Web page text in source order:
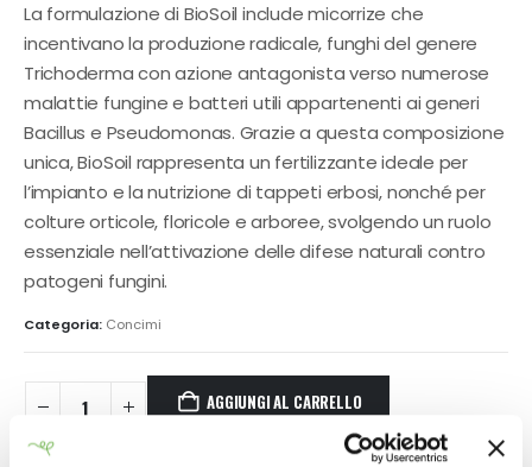
La formulazione di BioSoil include micorrize che
incentivano la produzione radicale, funghi del genere
Trichoderma con azione antagonista verso numerose
malattie fungine e batteri utili appartenenti ai generi
Bacillus e Pseudomonas. Grazie a questa composizione
unica, BioSoil rappresenta un fertilizzante ideale per
l’impianto e la nutrizione di tappeti erbosi, nonché per
colture orticole, floricole e arboree, svolgendo un ruolo
essenziale nell’attivazione delle difese naturali contro
patogeni fungini.
Categoria: Concimi
AGGIUNGI AL CARRELLO